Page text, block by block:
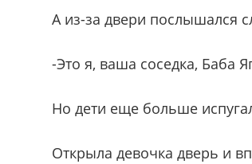
А из-за двери послышался
-Это я, ваша соседка, Баба
Но дети еще больше
Открыла девочка дверь и